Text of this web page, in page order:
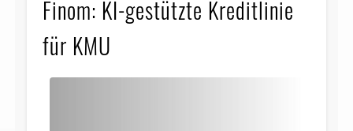
Finom: KI-gestützte Kreditlinie
für KMU